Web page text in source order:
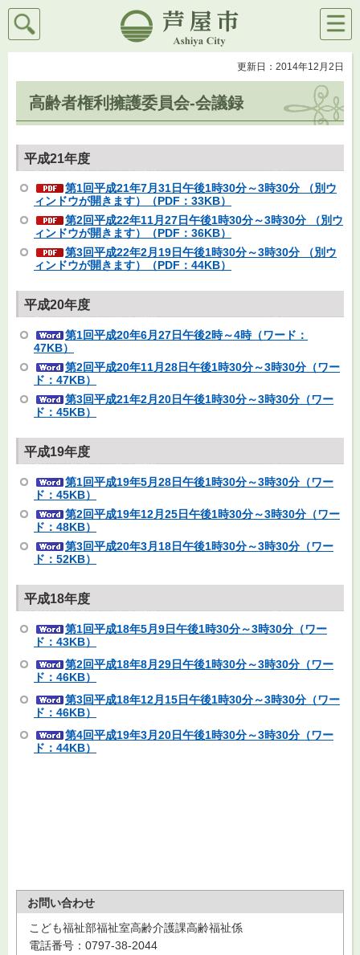
芦屋市
検索
メニ
ュー
更新日：2014年12月2日
高齢者権利擁護委員会-会議録
平成21年度
第1回平成21年7月31日午後1時30分～3時30分
（別ウ
ィンドウが開きます）（PDF：33KB）
第2回平成22年11月27日午後1時30分～3時30分 （別ウ
ィンドウが開きます）（PDF：36KB）
第3回平成22年2月19日午後1時30分～3時30分 （別ウ
ィンドウが開きます）（PDF：44KB）
平成20年度
第1回平成20年6月27日午後2時～4時（ワード：
47KB）
第2回平成20年11月28日午後1時30分～3時30分（ワー
ド：47KB）
第3回平成21年2月20日午後1時30分～3時30分（ワー
ド：45KB）
平成19年度
第1回平成19年5月28日午後1時30分～3時30分（ワー
ド：45KB）
第2回平成19年12月25日午後1時30分～3時30分（ワー
ド：48KB）
第3回平成20年3月18日午後1時30分～3時30分（ワー
ド：52KB）
平成18年度
第1回平成18年5月9日午後1時30分～3時30分（ワー
ド：43KB）
第2回平成18年8月29日午後1時30分～3時30分（ワー
ド：46KB）
第3回平成18年12月15日午後1時30分～3時30分（ワー
ド：46KB）
第4回平成19年3月20日午後1時30分～3時30分（ワー
ド：44KB）
お問い合わせ
こども福祉部福祉室高齢介護課高齢福祉係
電話番号：0797-38-2044